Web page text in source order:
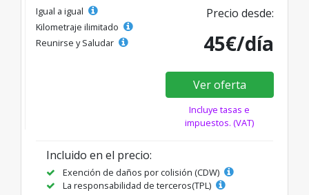
Igual a igual
Kilometraje ilimitado
Reunirse y Saludar
Precio desde:
45€/día
Ver oferta
Incluye tasas e
impuestos. (VAT)
Incluido en el precio:
Exención de daños por colisión (CDW)
La responsabilidad de terceros(TPL)